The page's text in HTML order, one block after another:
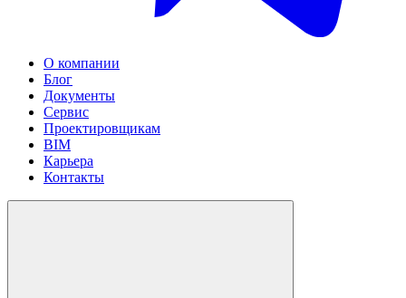
О компании
Блог
Документы
Сервис
Проектировщикам
BIM
Карьера
Контакты